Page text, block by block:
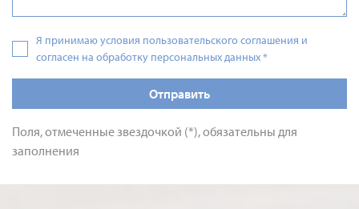
Я принимаю условия пользовательского соглашения и
согласен на обработку персональных данных*
Отправить
Поля, отмеченные звездочкой (*), обязательны для
заполнения